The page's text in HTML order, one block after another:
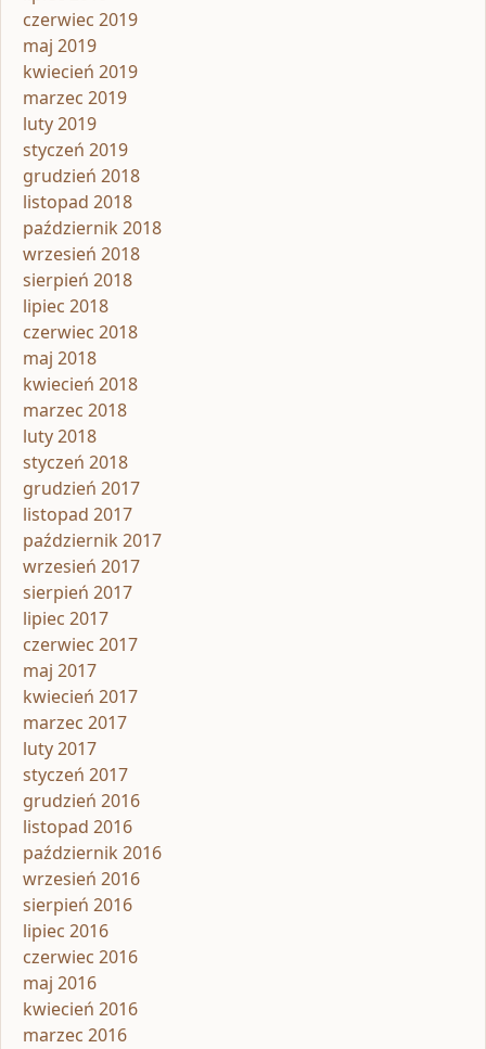
czerwiec 2019
maj 2019
kwiecień 2019
marzec 2019
luty 2019
styczeń 2019
grudzień 2018
listopad 2018
październik 2018
wrzesień 2018
sierpień 2018
lipiec 2018
czerwiec 2018
maj 2018
kwiecień 2018
marzec 2018
luty 2018
styczeń 2018
grudzień 2017
listopad 2017
październik 2017
wrzesień 2017
sierpień 2017
lipiec 2017
czerwiec 2017
maj 2017
kwiecień 2017
marzec 2017
luty 2017
styczeń 2017
grudzień 2016
listopad 2016
październik 2016
wrzesień 2016
sierpień 2016
lipiec 2016
czerwiec 2016
maj 2016
kwiecień 2016
marzec 2016